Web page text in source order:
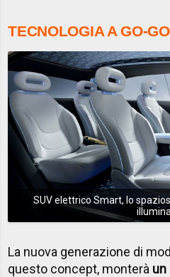
TECNOLOGIA A GO-GO
SUV elettrico Smart, lo
La nuova generazione di
questo concept, monterà un